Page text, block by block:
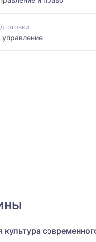
управление
культура